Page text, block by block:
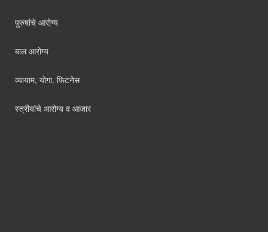
पुरुषांचे आरोग्य
बाल आरोग्य
व्यायाम, योगा, फिटनेस
स्त्रीयांचे आरोग्य व आजार